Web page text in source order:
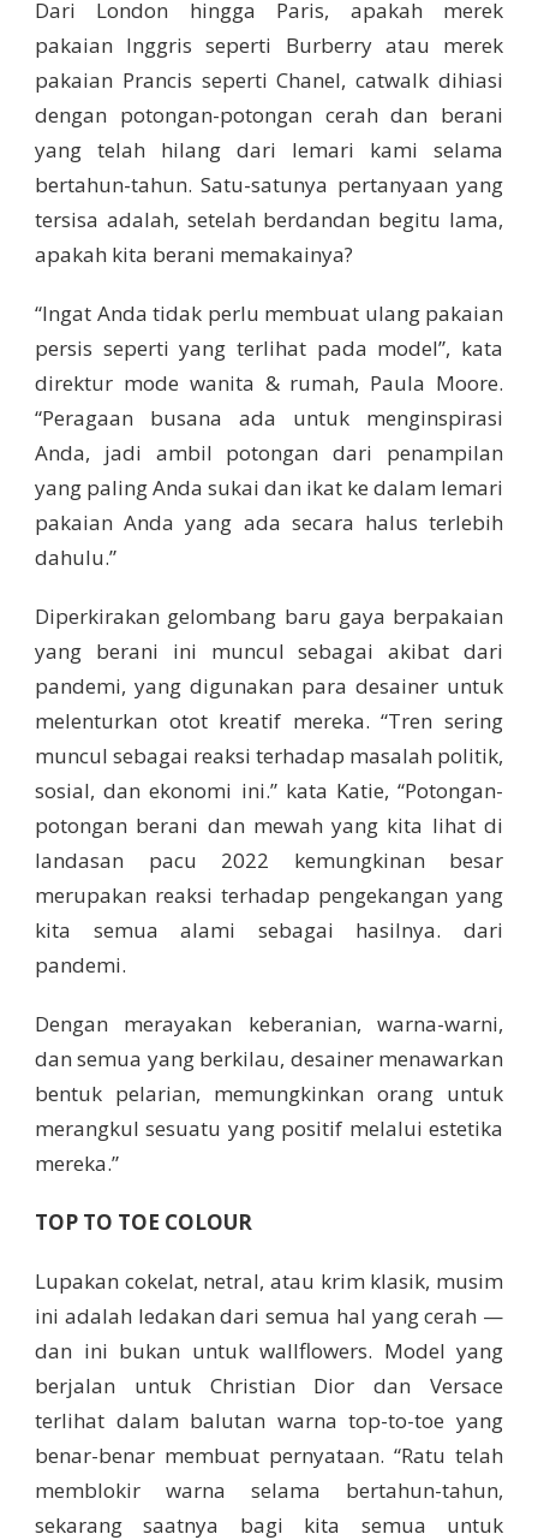
Dari London hingga Paris, apakah merek
pakaian Inggris seperti Burberry atau merek
pakaian Prancis seperti Chanel, catwalk dihiasi
dengan potongan-potongan cerah dan berani
yang telah hilang dari lemari kami selama
bertahun-tahun. Satu-satunya pertanyaan yang
tersisa adalah, setelah berdandan begitu lama,
apakah kita berani memakainya?
“Ingat Anda tidak perlu membuat ulang pakaian
persis seperti yang terlihat pada model”, kata
direktur mode wanita & rumah, Paula Moore.
“Peragaan busana ada untuk menginspirasi
Anda, jadi ambil potongan dari penampilan
yang paling Anda sukai dan ikat ke dalam lemari
pakaian Anda yang ada secara halus terlebih
dahulu.”
Diperkirakan gelombang baru gaya berpakaian
yang berani ini muncul sebagai akibat dari
pandemi, yang digunakan para desainer untuk
melenturkan otot kreatif mereka. “Tren sering
muncul sebagai reaksi terhadap masalah politik,
sosial, dan ekonomi ini.” kata Katie, “Potongan-
potongan berani dan mewah yang kita lihat di
landasan pacu 2022 kemungkinan besar
merupakan reaksi terhadap pengekangan yang
kita semua alami sebagai hasilnya. dari
pandemi.
Dengan merayakan keberanian, warna-warni,
dan semua yang berkilau, desainer menawarkan
bentuk pelarian, memungkinkan orang untuk
merangkul sesuatu yang positif melalui estetika
mereka.”
TOP TO TOE COLOUR
Lupakan cokelat, netral, atau krim klasik, musim
ini adalah ledakan dari semua hal yang cerah —
dan ini bukan untuk wallflowers. Model yang
berjalan untuk Christian Dior dan Versace
terlihat dalam balutan warna top-to-toe yang
benar-benar membuat pernyataan. “Ratu telah
memblokir warna selama bertahun-tahun,
sekarang saatnya bagi kita semua untuk